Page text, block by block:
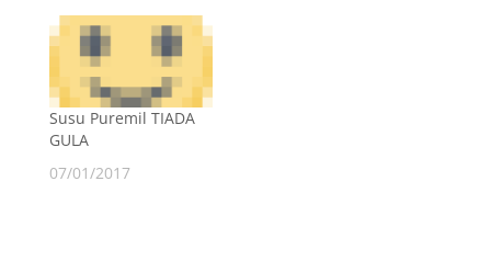
tanpa kotak. Kotak
masih dalam proses
belum siap lagi.
(masih dalam fasa
pengenalan, akan
dipasarkan secara
online dalam tempoh
seminggu lagi) 2)
Susu Puremil TIADA
GULA
07/01/2017